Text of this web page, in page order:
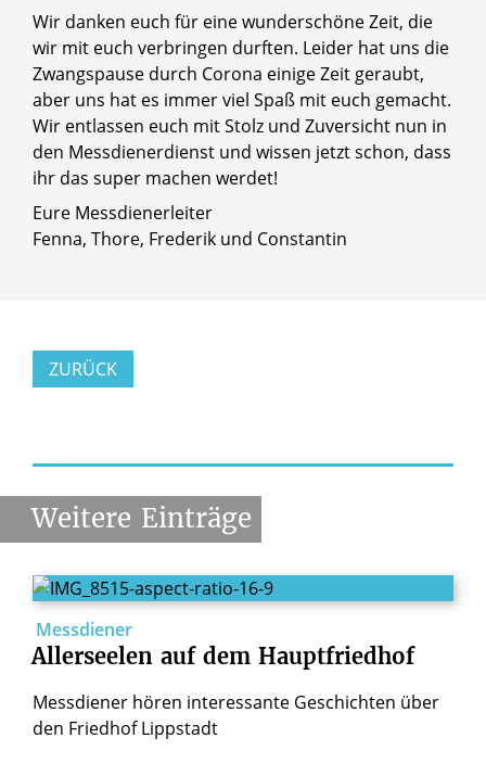
Wir danken euch für eine wunderschöne Zeit, die
wir mit euch verbringen durften. Leider hat uns die
Zwangspause durch Corona einige Zeit geraubt,
aber uns hat es immer viel Spaß mit euch gemacht.
Wir entlassen euch mit Stolz und Zuversicht nun in
den Messdienerdienst und wissen jetzt schon, dass
ihr das super machen werdet!
Eure Messdienerleiter
Fenna, Thore, Frederik und Constantin
ZURÜCK
Weitere Einträge
Messdiener
Allerseelen auf dem Hauptfriedhof
Messdiener hören interessante Geschichten über
den Friedhof Lippstadt